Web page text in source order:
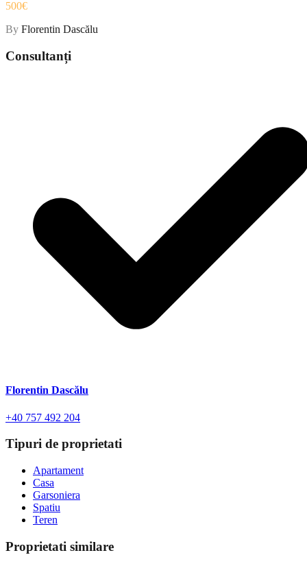
500€
By Florentin Dascălu
Consultanți
Florentin Dascălu
+40 757 492 204
Tipuri de proprietati
Apartament
Casa
Garsoniera
Spatiu
Teren
Proprietati similare